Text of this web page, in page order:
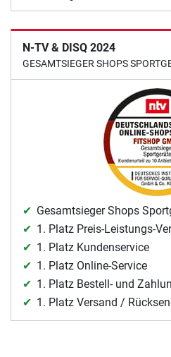
N-TV & DISQ 2024
GESAMTSIEGER SHOPS
Gesamtsieger Shops
1. Platz Preis-Leistungs-
1. Platz Kundenservice
1. Platz Online-Service
1. Platz Bestell- und
1. Platz Versand /